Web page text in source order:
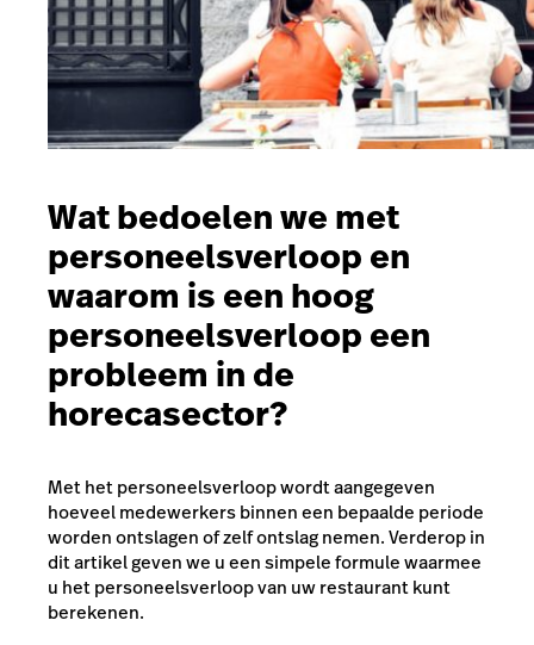
Wat bedoelen we met
personeelsverloop en
waarom is een hoog
personeelsverloop een
probleem in de
horecasector?
Met het personeelsverloop wordt aangegeven
hoeveel medewerkers binnen een bepaalde periode
worden ontslagen of zelf ontslag nemen.Verderop in
dit artikel geven we u een simpele formule waarmee
u het personeelsverloop van uw restaurant kunt
berekenen.